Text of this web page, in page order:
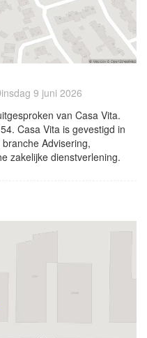
9 juni 2026
van Casa Vita.
Casa Vita is gevestigd in
Advisering,
zakelijke dienstverlening.